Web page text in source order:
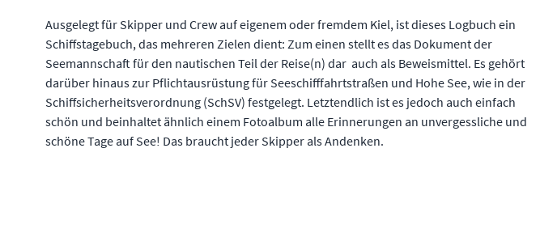
Ausgelegt für Skipper und Crew auf eigenem oder fremdem Kiel, ist dieses Logbuch ein
Schiffstagebuch, das mehreren Zielen dient: Zum einen stellt es das Dokument der
Seemannschaft für den nautischen Teil der Reise(n) dar  auch als Beweismittel. Es gehört
darüber hinaus zur Pflichtausrüstung für Seeschifffahrtstraßen und Hohe See, wie in der
Schiffsicherheitsverordnung (SchSV) festgelegt. Letztendlich ist es jedoch auch einfach
schön und beinhaltet ähnlich einem Fotoalbum alle Erinnerungen an unvergessliche und
schöne Tage auf See! Das braucht jeder Skipper als Andenken.